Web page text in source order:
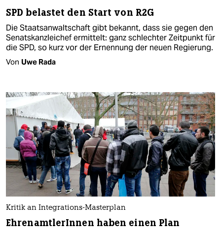
SPD belastet den Start von R2G
Die Staatsanwaltschaft gibt bekannt, dass sie gegen den
Senatskanzleichef ermittelt: ganz schlechter Zeitpunkt für
die SPD, so kurz vor der Ernennung der neuen Regierung.
Von Uwe Rada
Kritik an Integrations-Masterplan
EhrenamtlerInnen haben einen Plan